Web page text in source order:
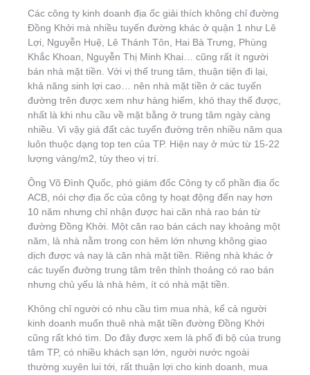
Các công ty kinh doanh địa ốc giải thích không chỉ đường
Đồng Khởi mà nhiều tuyến đường khác ở quận 1 như Lê
Lợi, Nguyễn Huệ, Lê Thánh Tôn, Hai Bà Trưng, Phùng
Khắc Khoan, Nguyễn Thị Minh Khai… cũng rất ít người
bán nhà mặt tiền. Với vị thế trung tâm, thuận tiện đi lại,
khả năng sinh lợi cao… nên nhà mặt tiền ở các tuyến
đường trên được xem như hàng hiếm, khó thay thế được,
nhất là khi nhu cầu về mặt bằng ở trung tâm ngày càng
nhiều. Vì vậy giá đất các tuyến đường trên nhiều năm qua
luôn thuộc dạng top ten của TP. Hiện nay ở mức từ 15-22
lượng vàng/m2, tùy theo vị trí.
Ông Võ Đình Quốc, phó giám đốc Công ty cổ phần địa ốc
ACB, nói chợ địa ốc của công ty hoạt động đến nay hơn
10 năm nhưng chỉ nhận được hai căn nhà rao bán từ
đường Đồng Khởi. Một căn rao bán cách nay khoảng một
năm, là nhà nằm trong con hẻm lớn nhưng không giao
dịch được và nay là căn nhà mặt tiền. Riêng nhà khác ở
các tuyến đường trung tâm trên thỉnh thoảng có rao bán
nhưng chủ yếu là nhà hẻm, ít có nhà mặt tiền.
Không chỉ người có nhu cầu tìm mua nhà, kể cả người
kinh doanh muốn thuê nhà mặt tiền đường Đồng Khởi
cũng rất khó tìm. Do đây được xem là phố đi bộ của trung
tâm TP, có nhiều khách sạn lớn, người nước ngoài
thường xuyên lui tới, rất thuận lợi cho kinh doanh, mua